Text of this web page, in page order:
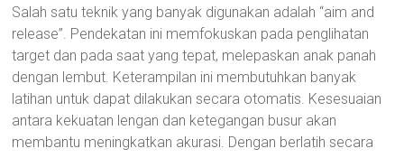
Salah satu teknik yang banyak digunakan adalah “aim and
release”. Pendekatan ini memfokuskan pada penglihatan
target dan pada saat yang tepat, melepaskan anak panah
dengan lembut. Keterampilan ini membutuhkan banyak
latihan untuk dapat dilakukan secara otomatis. Kesesuaian
antara kekuatan lengan dan ketegangan busur akan
membantu meningkatkan akurasi. Dengan berlatih secara